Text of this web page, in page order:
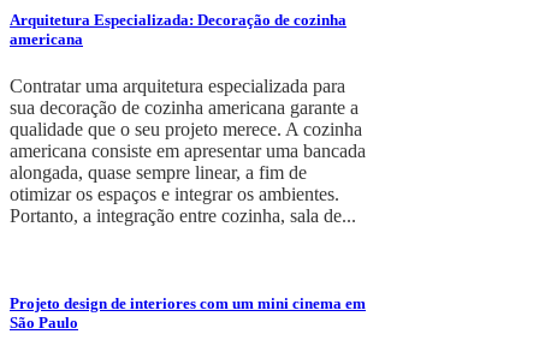
Arquitetura Especializada: Decoração de cozinha
americana
Contratar uma arquitetura especializada para
sua decoração de cozinha americana garante a
qualidade que o seu projeto merece. A cozinha
americana consiste em apresentar uma bancada
alongada, quase sempre linear, a fim de
otimizar os espaços e integrar os ambientes.
Portanto, a integração entre cozinha, sala de...
Projeto design de interiores com um mini cinema em
São Paulo